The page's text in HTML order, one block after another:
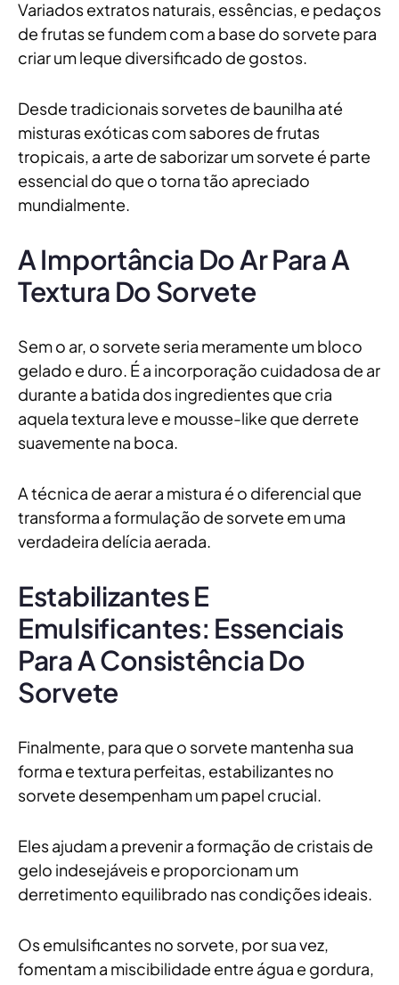
Variados extratos naturais, essências, e pedaços
de frutas se fundem com a base do sorvete para
criar um leque diversificado de gostos.
Desde tradicionais sorvetes de baunilha até
misturas exóticas com sabores de frutas
tropicais, a arte de saborizar um sorvete é parte
essencial do que o torna tão apreciado
mundialmente.
A Importância Do Ar Para A
Textura Do Sorvete
Sem o ar, o sorvete seria meramente um bloco
gelado e duro. É a incorporação cuidadosa de ar
durante a batida dos ingredientes que cria
aquela textura leve e mousse-like que derrete
suavemente na boca.
A técnica de aerar a mistura é o diferencial que
transforma a formulação de sorvete em uma
verdadeira delícia aerada.
Estabilizantes E
Emulsificantes: Essenciais
Para A Consistência Do
Sorvete
Finalmente, para que o sorvete mantenha sua
forma e textura perfeitas, estabilizantes no
sorvete desempenham um papel crucial.
Eles ajudam a prevenir a formação de cristais de
gelo indesejáveis e proporcionam um
derretimento equilibrado nas condições ideais.
Os emulsificantes no sorvete, por sua vez,
fomentam a miscibilidade entre água e gordura,